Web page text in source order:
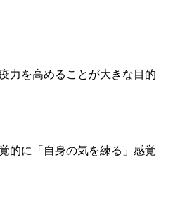
力を高めることが大きな目的
的に「自身の気を練る」感覚